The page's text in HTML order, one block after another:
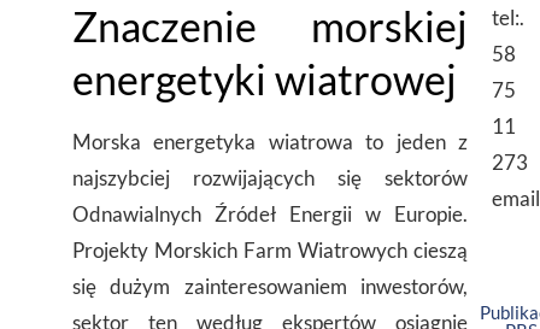
Znaczenie morskiej
energetyki wiatrowej
Morska energetyka wiatrowa to jeden z
najszybciej rozwijających się sektorów
Odnawialnych Źródeł Energii w Europie.
Projekty Morskich Farm Wiatrowych cieszą
się dużym zainteresowaniem inwestorów,
sektor ten według ekspertów osiągnie
tel:.
58
75
11
273